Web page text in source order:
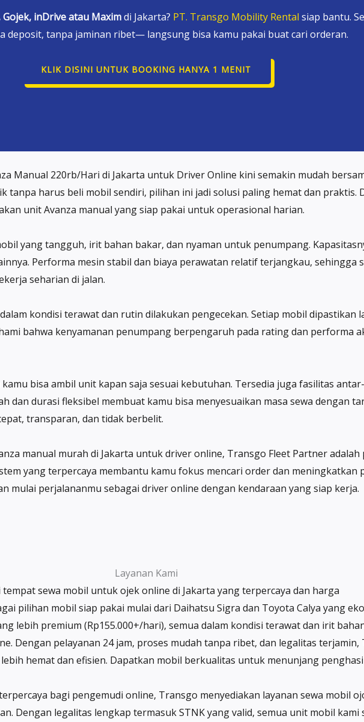
Gojek, inDrive atau Maximdi Jakarta? PT. Transgo Mobility Rental siap bantu.
deposit, tanpa jaminan ribet— langsung bisa kamu pakai buat cari orderan.
KLIK DISINI UNTUK BOOKING HANYA 1 MENIT
Manual 220rb/Hari di Jakarta untuk Driver Online kini semakin mudah
tanpa harus beli mobil sendiri, pilihan ini jadi solusi paling hemat dan praktis.
unit Avanza manual yang siap pakai untuk operasional harian.
yang tangguh, irit bahan bakar, dan nyaman untuk penumpang.
Performa mesin stabil dan biaya perawatan relatif terjangkau, sehingga
seharian di jalan.
kondisi terawat dan rutin dilakukan pengecekan. Setiap mobil dipastikan
bahwa kenyamanan penumpang berpengaruh pada rating dan performa
bisa ambil unit kapan saja sesuai kebutuhan. Tersedia juga fasilitas
dan durasi fleksibel membuat kamu bisa menyesuaikan masa sewa dengan
transparan, dan tidak berbelit.
manual murah di Jakarta untuk driver online, Transgo Fleet Partner
yang terpercaya membantu kamu fokus mencari order dan meningkatkan
mulai perjalananmu sebagai driver online dengan kendaraan yang siap kerja.
Layanan Kami
sewa mobil untuk ojek online di Jakarta yang terpercaya dan harga
pilihan mobil siap pakai mulai dari Daihatsu Sigra dan Toyota Calya yang
lebih premium (Rp155.000+/hari), semua dalam kondisi terawat dan irit
Dengan pelayanan 24 jam, proses mudah tanpa ribet, dan legalitas terjamin,
hemat dan efisien. Dapatkan mobil berkualitas untuk menunjang
bagi pengemudi online, Transgo menyediakan layanan sewa mobil
Dengan legalitas lengkap termasuk STNK yang valid, semua unit mobil kami